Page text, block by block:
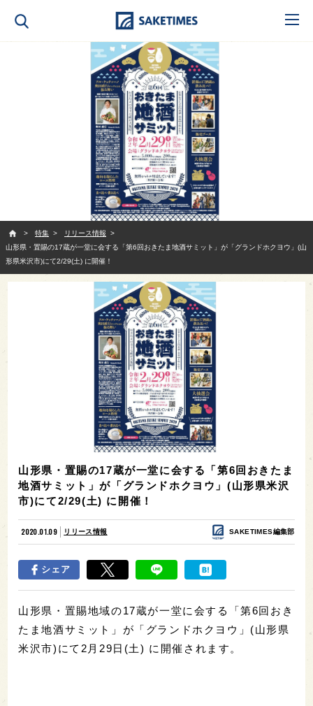
特集
リリース情報
山形県・置賜の17蔵が一堂に会する「第6回おきたま地酒サミット」が「グランドホクヨウ」(山
形県米沢市)にて2/29(土) に開催！
山形県・置賜の17蔵が一堂に会する「第6回おきたま
地酒サミット」が「グランドホクヨウ」(山形県米沢
市)にて2/29(土) に開催！
2020.01.09 リリース情報 SAKETIMES編集部
シェア
山形県・置賜地域の17蔵が一堂に会する「第6回おき
たま地酒サミット」が「グランドホクヨウ」(山形県
米沢市)にて2月29日(土) に開催されます。